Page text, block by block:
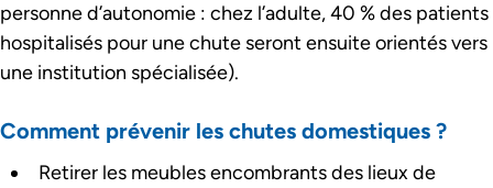
personne d’autonomie : chez l’adulte, 40 % des patients
hospitalisés pour une chute seront ensuite orientés vers
une institution spécialisée).
Comment prévenir les chutes domestiques ?
Retirer les meubles encombrants des lieux de